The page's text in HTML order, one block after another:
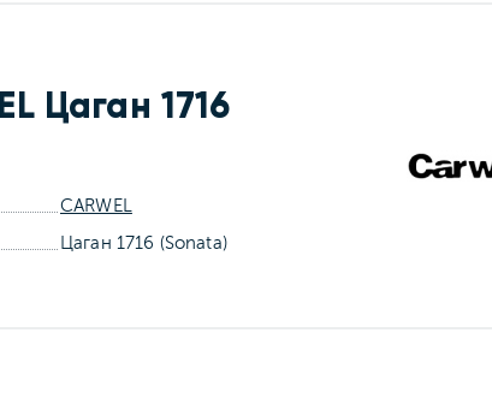
Цаган 1716
CARWEL
Цаган 1716 (Sonata)